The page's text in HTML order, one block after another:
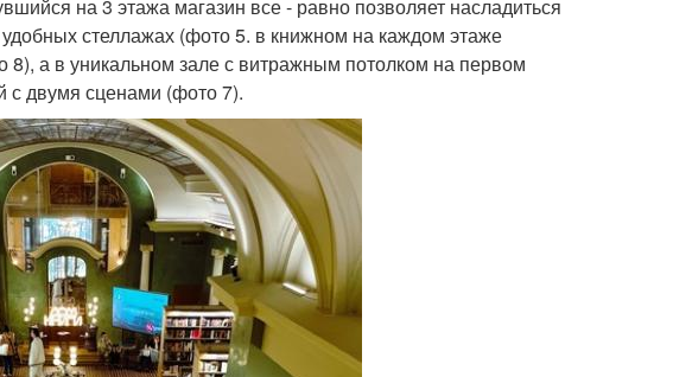
на 3 этажа магазин все - равно позволяет насладиться
стеллажах (фото 5. в книжном на каждом этаже
8), а в уникальном зале с витражным потолком на первом
с двумя сценами (фото 7).